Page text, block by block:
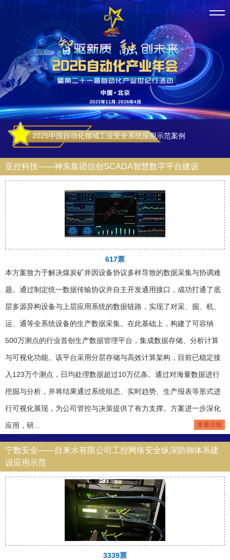
2025中国自动化领域工业安全系统应用示范案例
亚控科技——神东集团信创SCADA智慧数字平台建设
617票
本方案致力于解决煤炭矿井因设备协议多样导致的数据采集与协调难
题。通过制定统一数据传输协议并自主开发通用接口，成功打通了底
层多源异构设备与上层应用系统的数据链路，实现了对采、掘、机、
运、通等全系统设备的生产数据采集。在此基础上，构建了可容纳
500万测点的行业首创生产数据管理平台，集成数据存储、分析计算
与可视化功能。该平台采用分层存储与高效计算架构，目前已稳定接
入123万个测点，日均处理数据超过10万亿条。通过对海量数据进行
挖掘与分析，并将结果通过系统组态、实时趋势、生产报表等形式进
行可视化展现，为公司管控与决策提供了有力支撑。方案进一步深化
应用，研... 查看详细
宁数安全——自来水有限公司工控网络安全纵深防御体系建
设应用示范
3339票